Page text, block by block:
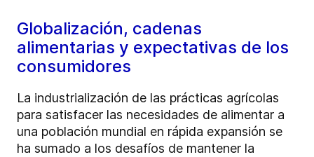
Globalización, cadenas
alimentarias y expectativas de los
consumidores
La industrialización de las prácticas agrícolas
para satisfacer las necesidades de alimentar a
una población mundial en rápida expansión se
ha sumado a los desafíos de mantener la